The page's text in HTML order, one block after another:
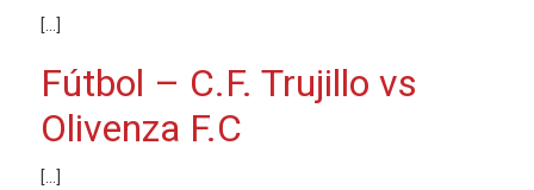
[…]
Fútbol – C.F. Trujillo vs
Olivenza F.C
[…]